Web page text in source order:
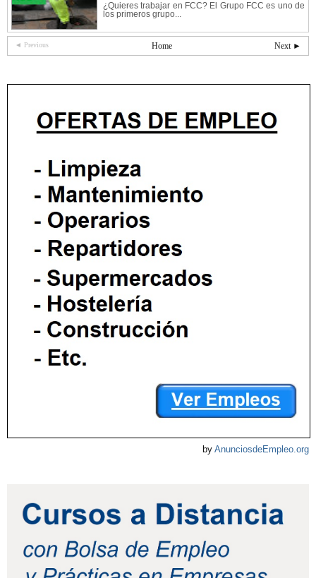
¿Quieres trabajar en FCC? El Grupo FCC es uno de
los primeros grupo...
◄ Previous Next ►
Home
by AnunciosdeEmpleo.org